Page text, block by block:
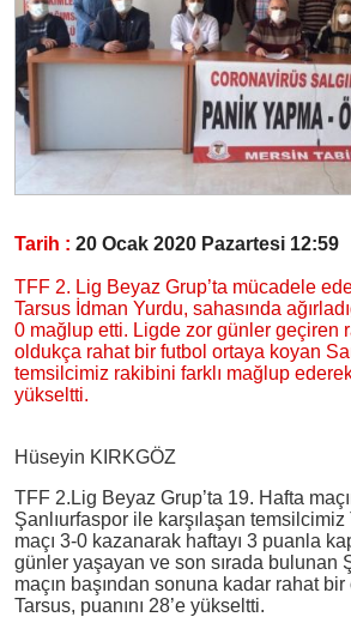
Tarih : 20 Ocak 2020 Pazartesi 12:59
TFF 2. Lig Beyaz Grup’ta mücadele
Tarsus İdman Yurdu, sahasında
0 mağlup etti. Ligde zor günler geçiren
oldukça rahat bir futbol ortaya koyan
temsilcimiz rakibini farklı mağlup
yükseltti.
Hüseyin KIRKGÖZ
TFF 2.Lig Beyaz Grup’ta 19. Hafta
Şanlıurfaspor ile karşılaşan
maçı 3-0 kazanarak haftayı 3 puanla
günler yaşayan ve son sırada bulunan
maçın başından sonuna kadar rahat
Tarsus, puanını 28’e yükseltti.